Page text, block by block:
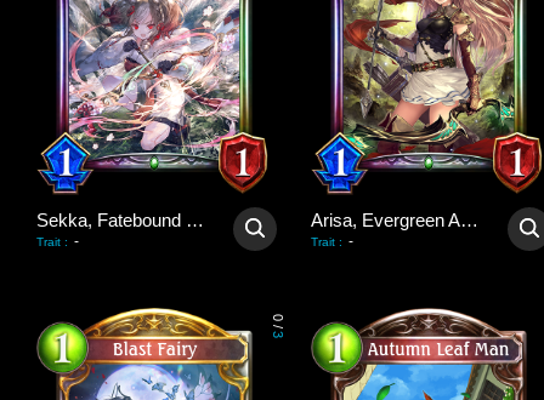
Sekka, Fatebound Fox
Trait : -
Arisa, Evergreen Arrow
Trait : -
0
/
3